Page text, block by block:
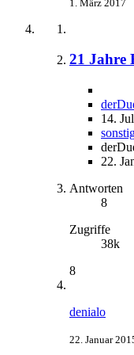
1. März 2017
21 Jahre
14.
22.
Antworten
8
Zugriffe
38k
8
denialo
22. Januar